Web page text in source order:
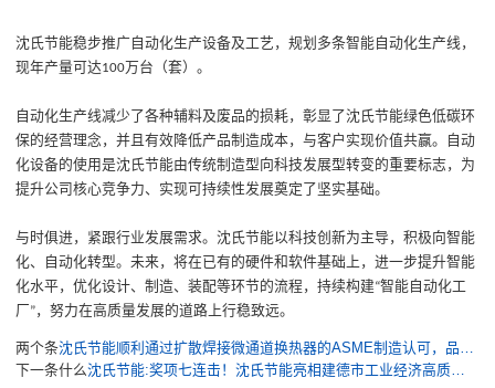
沈氏节能稳步推广自动化生产设备及工艺，规划 多条智能自动化生产线 ，
现年产量可达100万台（套）。
自动化生产线减少了各种辅料及废品的损耗，彰显了沈氏节能绿色低碳环
保的经营理念，并且有效降低产品制造成本，与客户实现价值共赢。
自动
化设备的使用是沈氏节能由传统制造型向科技发展型转变的重要标志，为
提升公司核心竞争力、实现可持续性发展奠定了坚实基础。
与时俱进，紧跟行业发展需求。沈氏节能以科技创新为主导，积极向智能
化、自动化转型。未来，将在已有的硬件和软件基础上，进一步提升智能
化水平，优化设计、制造、装配等环节的流程，持续构建“智能自动化工
厂 ”，努力在高质量发展的道路上行稳致远。
两个条
下一条什么